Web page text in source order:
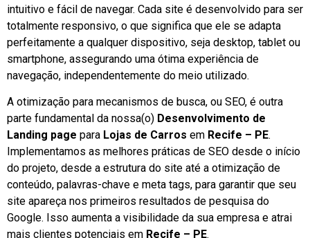
intuitivo e fácil de navegar. Cada site é desenvolvido para ser
totalmente responsivo, o que significa que ele se adapta
perfeitamente a qualquer dispositivo, seja desktop, tablet ou
smartphone, assegurando uma ótima experiência de
navegação, independentemente do meio utilizado.
A otimização para mecanismos de busca, ou SEO, é outra
parte fundamental da nossa(o) Desenvolvimento de
Landing page para Lojas de Carros em Recife – PE.
Implementamos as melhores práticas de SEO desde o início
do projeto, desde a estrutura do site até a otimização de
conteúdo, palavras-chave e meta tags, para garantir que seu
site apareça nos primeiros resultados de pesquisa do
Google. Isso aumenta a visibilidade da sua empresa e atrai
mais clientes potenciais em Recife – PE.